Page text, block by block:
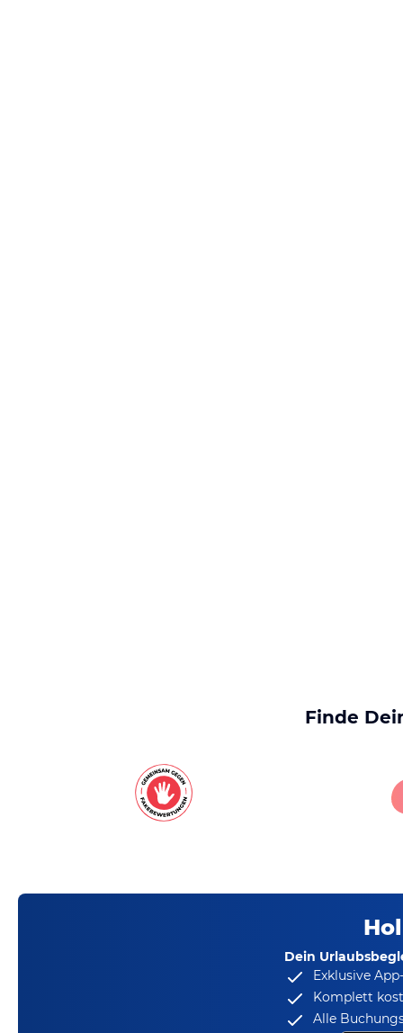
Finde
Dein
Exklusive
Komplett
Alle